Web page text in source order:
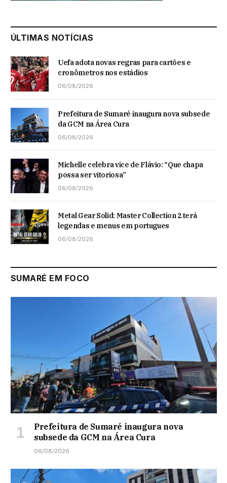
ÚLTIMAS NOTÍCIAS
Uefa adota novas regras para cartões e
cronômetros nos estádios
06/08/2026
Prefeitura de Sumaré inaugura nova subsede
da GCM na Área Cura
06/08/2026
Michelle celebra vice de Flávio: “Que chapa
possa ser vitoriosa”
06/08/2026
Metal Gear Solid: Master Collection 2 terá
legendas e menus em portugues
06/08/2026
SUMARÉ EM FOCO
Prefeitura de Sumaré inaugura nova
subsede da GCM na Área Cura
06/08/2026